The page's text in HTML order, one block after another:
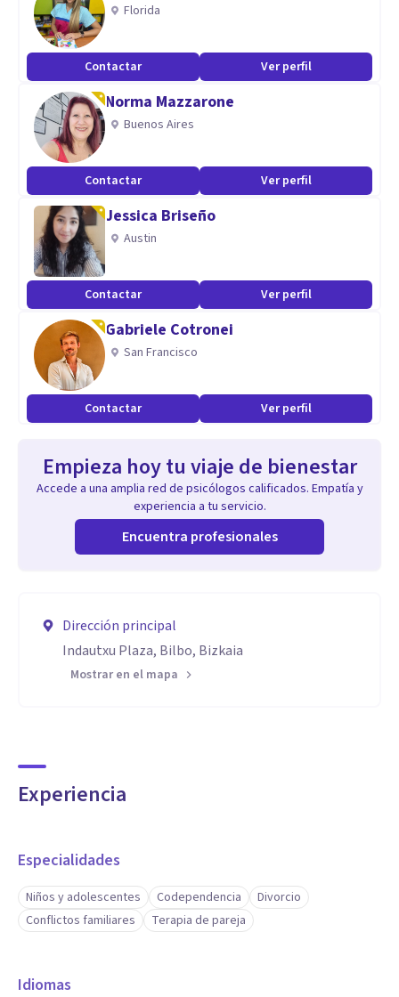
Florida
Contactar Ver perfil
Norma Mazzarone
Buenos Aires
Contactar Ver perfil
Jessica Briseño
Austin
Contactar Ver perfil
Gabriele Cotronei
San Francisco
Contactar Ver perfil
Empieza hoy tu viaje de bienestar
Accede a una amplia red de psicólogos calificados. Empatía y
experiencia a tu servicio.
Encuentra profesionales
Dirección principal
Indautxu Plaza, Bilbo, Bizkaia
Mostrar en el mapa
Experiencia
Especialidades
Niños y adolescentes Codependencia
Divorcio
Conflictos familiares
Terapia de pareja
Idiomas